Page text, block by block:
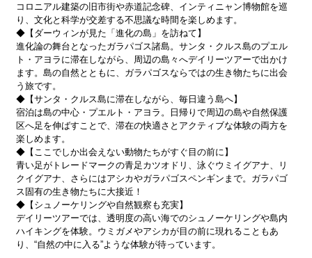
コロニアル建築の旧市街や赤道記念碑、インティニャン博物館を巡
り、文化と科学が交差する不思議な時間を楽しめます。
◆【ダーウィンが見た「進化の島」を訪ねて】
進化論の舞台となったガラパゴス諸島。サンタ・クルス島のプエル
ト・アヨラに滞在しながら、周辺の島々へデイリーツアーで出かけ
ます。島の自然とともに、ガラパゴスならではの生き物たちに出会
う旅です。
◆【サンタ・クルス島に滞在しながら、毎日違う島へ】
宿泊は島の中心・プエルト・アヨラ。日帰りで周辺の島や自然保護
区へ足を伸ばすことで、滞在の快適さとアクティブな体験の両方を
楽しめます。
◆【ここでしか出会えない動物たちがすぐ目の前に】
青い足がトレードマークの青足カツオドリ、泳ぐウミイグアナ、リ
クイグアナ、さらにはアシカやガラパゴスペンギンまで。ガラパゴ
ス固有の生き物たちに大接近！
◆【シュノーケリングや自然観察も充実】
デイリーツアーでは、透明度の高い海でのシュノーケリングや島内
ハイキングを体験。ウミガメやアシカが目の前に現れることもあ
り、“自然の中に入る”ような体験が待っています。